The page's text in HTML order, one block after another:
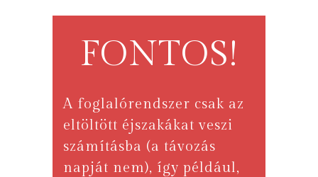
FONTOS!
A foglalórendszer csak az
eltöltött éjszakákat veszi
számításba (a távozás
napját nem), így például,